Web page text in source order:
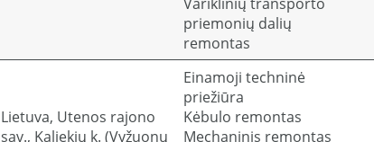
priemonių dalių
remontas
Lietuva, Utenos rajono
sav., Kaliekių k. (Vyžuonų
Einamoji techninė
priežiūra
Kėbulo remontas
Mechaninis remontas